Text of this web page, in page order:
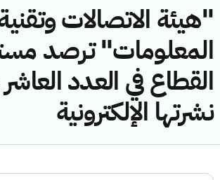
"هيئة الاتصالات
المعلومات" ترصد
القطاع في العدد
نشرتها الإلكترونية